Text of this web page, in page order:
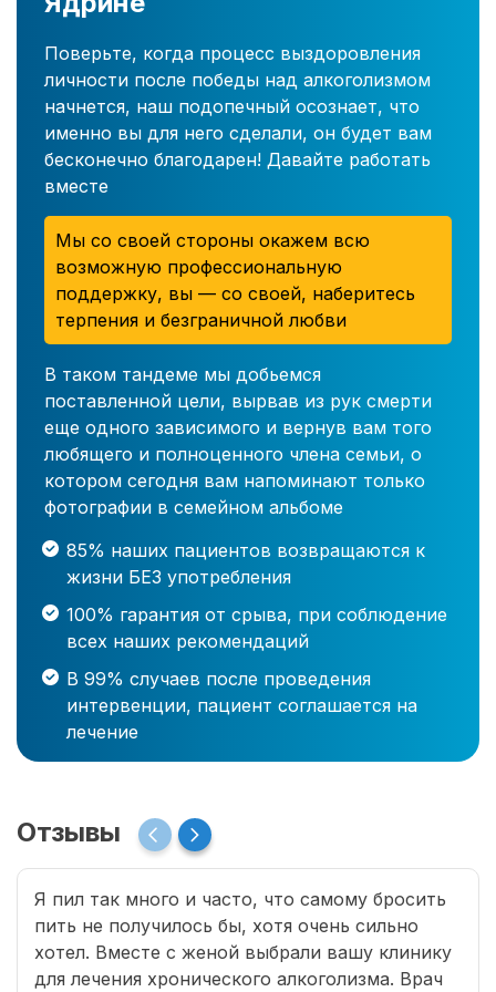
Поверьте, когда процесс выздоровления
личности после победы над алкоголизмом
начнется, наш подопечный осознает, что
именно вы для него сделали, он будет вам
бесконечно благодарен! Давайте работать
вместе
Мы со своей стороны окажем всю
возможную профессиональную
поддержку, вы — со своей, наберитесь
терпения и безграничной любви
В таком тандеме мы добьемся
поставленной цели, вырвав из рук смерти
еще одного зависимого и вернув вам того
любящего и полноценного члена семьи, о
котором сегодня вам напоминают только
фотографии в семейном альбоме
85% наших пациентов возвращаются к
жизни БЕЗ употребления
100% гарантия от срыва, при соблюдение
всех наших рекомендаций
В 99% случаев после проведения
интервенции, пациент соглашается на
лечение
Отзывы
Я пил так много и часто, что самому бросить
пить не получилось бы, хотя очень сильно
хотел. Вместе с женой выбрали вашу клинику
для лечения хронического алкоголизма. Врач